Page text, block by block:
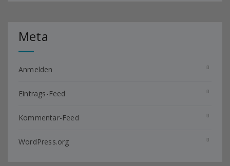
Meta
Anmelden
Eintrags-Feed
Kommentar-Feed
WordPress.org